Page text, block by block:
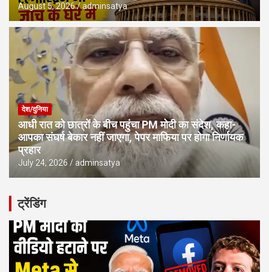
August 5, 2026 adminsatya
देश/दुनिया
आधी रात को छात्रों के बीच पहुंचा PM मोदी का संदेश, कहा-
आपका संघर्ष बेकार नहीं जाएगा, पेपर माफिया पर होगा निर्णायक
प्रहार
July 24, 2026 adminsatya
ट्रेंडिंग